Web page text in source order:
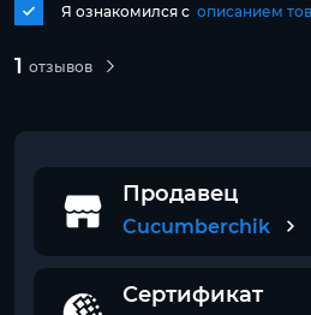
1 отзывов
Я ознакомился с описанием
Продавец
Cucumberchik
Сертификат